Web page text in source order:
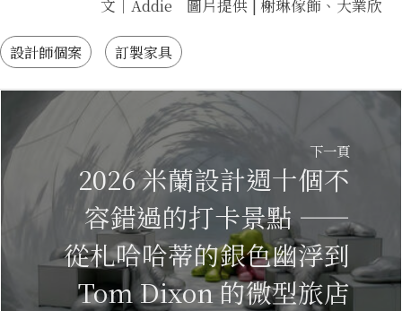
文｜Addie 圖片提供 | 榭琳傢飾、大業欣
設計師個案 訂製家具
下一頁
2026 米蘭設計週十個不
容錯過的打卡景點 ——
從札哈哈蒂的銀色幽浮到
Tom Dixon 的微型旅店